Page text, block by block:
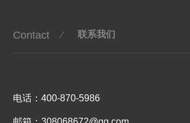
Contact 联系我们
电话：400-870-5986